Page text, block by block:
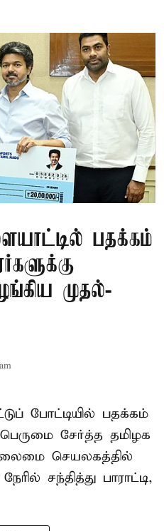
பதக்கம்
முதல்-
போட்டியில் பதக்கம்
பெருமை சேர்த்த தமிழக
செயலகத்தில்
சந்தித்து பாராட்டி,